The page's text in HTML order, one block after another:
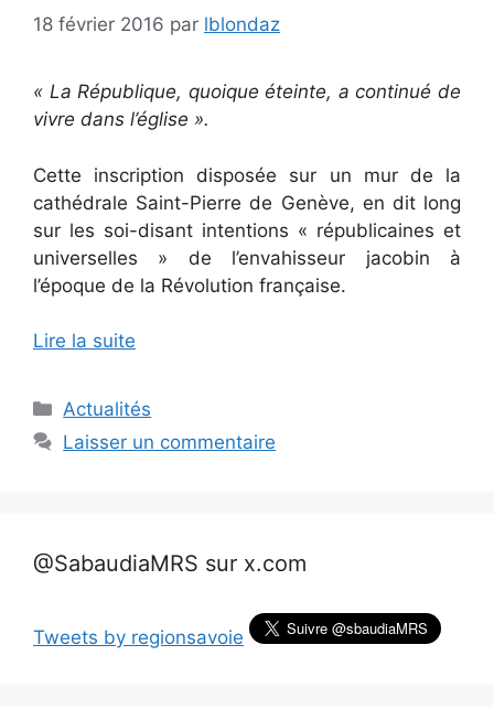
18 février 2016 par lblondaz
« La République, quoique éteinte, a continué de
vivre dans l’église ».
Cette inscription disposée sur un mur de la
cathédrale Saint-Pierre de Genève, en dit long
sur les soi-disant intentions « républicaines et
universelles » de l’envahisseur jacobin à
l’époque de la Révolution française.
Lire la suite
Catégories
Actualités
Laisser un commentaire
@SabaudiaMRS sur x.com
Tweets by regionsavoie